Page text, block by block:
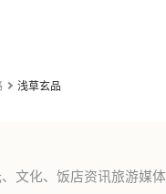
浅草玄品
文化、饭店资讯旅游媒体